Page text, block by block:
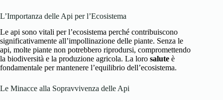
L’Importanza delle Api per l’Ecosistema
Le api sono vitali per l’ecosistema perché contribuiscono
significativamente all’impollinazione delle piante. Senza le
api, molte piante non potrebbero riprodursi, compromettendo
la biodiversità e la produzione agricola. La loro salute è
fondamentale per mantenere l’equilibrio dell’ecosistema.
Le Minacce alla Sopravvivenza delle Api